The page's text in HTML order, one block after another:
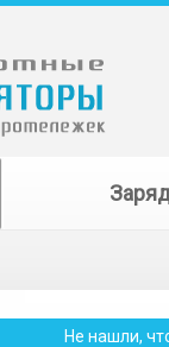
Не нашли,